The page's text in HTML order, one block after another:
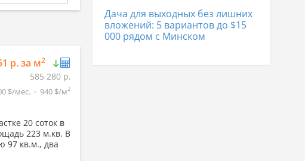
р. за м2
585 280 р.
$/мес. 940 $/м2
20 соток в
223 м.кв. В
97 кв.м., два
Дача для выходных без лишних
вложений: 5 вариантов до $15
000 рядом с Минском